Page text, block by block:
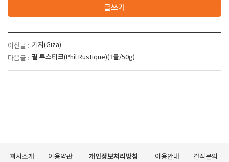
글쓰기
이전글 : 기자(Giza)
다음글 : 필 루스티크(Phil Rustique)(1볼/50g)
회사소개 이용약관 개인정보처리방침 이용안내 견적문의